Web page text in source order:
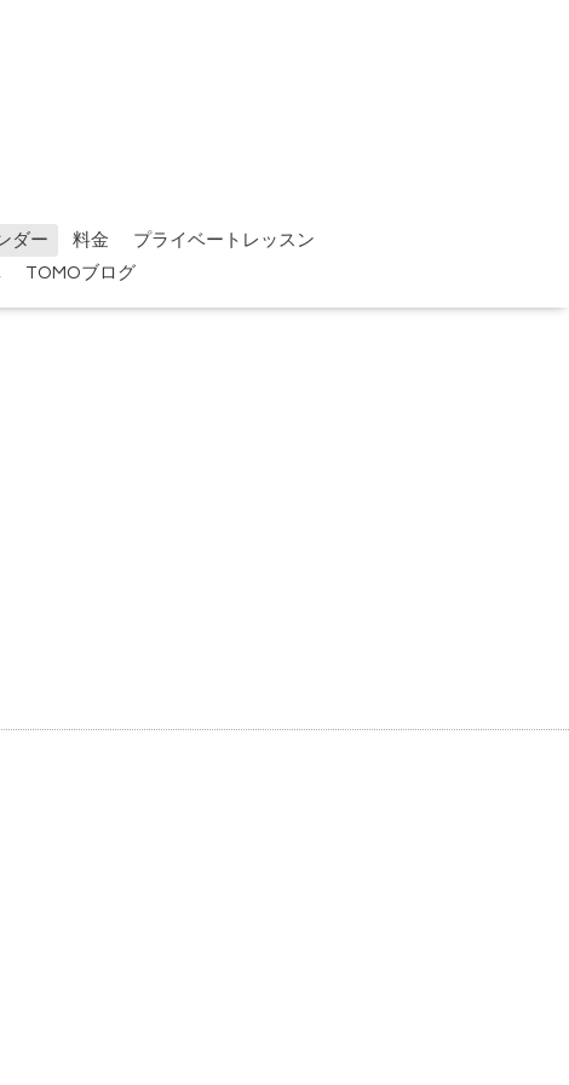
ダー 料金
プライベートレッスン
TOMOブログ